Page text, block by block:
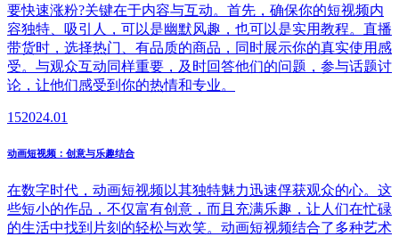
要快速涨粉?关键在于内容与互动。首先，确保你的短视频内
容独特、吸引人，可以是幽默风趣，也可以是实用教程。直播
带货时，选择热门、有品质的商品，同时展示你的真实使用感
受。与观众互动同样重要，及时回答他们的问题，参与话题讨
论，让他们感受到你的热情和专业。
152024.01
动画短视频：创意与乐趣结合
在数字时代，动画短视频以其独特魅力迅速俘获观众的心。这
些短小的作品，不仅富有创意，而且充满乐趣，让人们在忙碌
的生活中找到片刻的轻松与欢笑。动画短视频结合了多种艺术